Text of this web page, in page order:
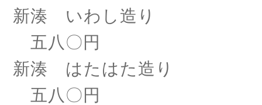
新湊 いわし造り
五八〇円
新湊 はたはた造り
五八〇円